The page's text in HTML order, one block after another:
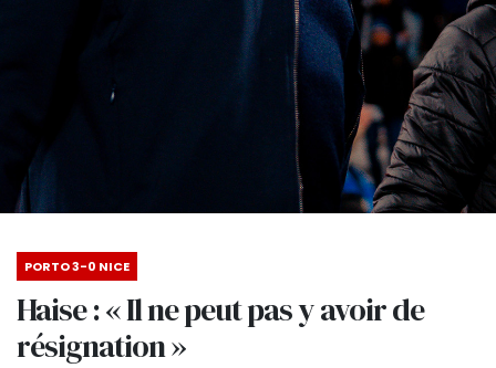
PORTO 3-0 NICE
Haise : « Il ne peut pas y avoir de
résignation »